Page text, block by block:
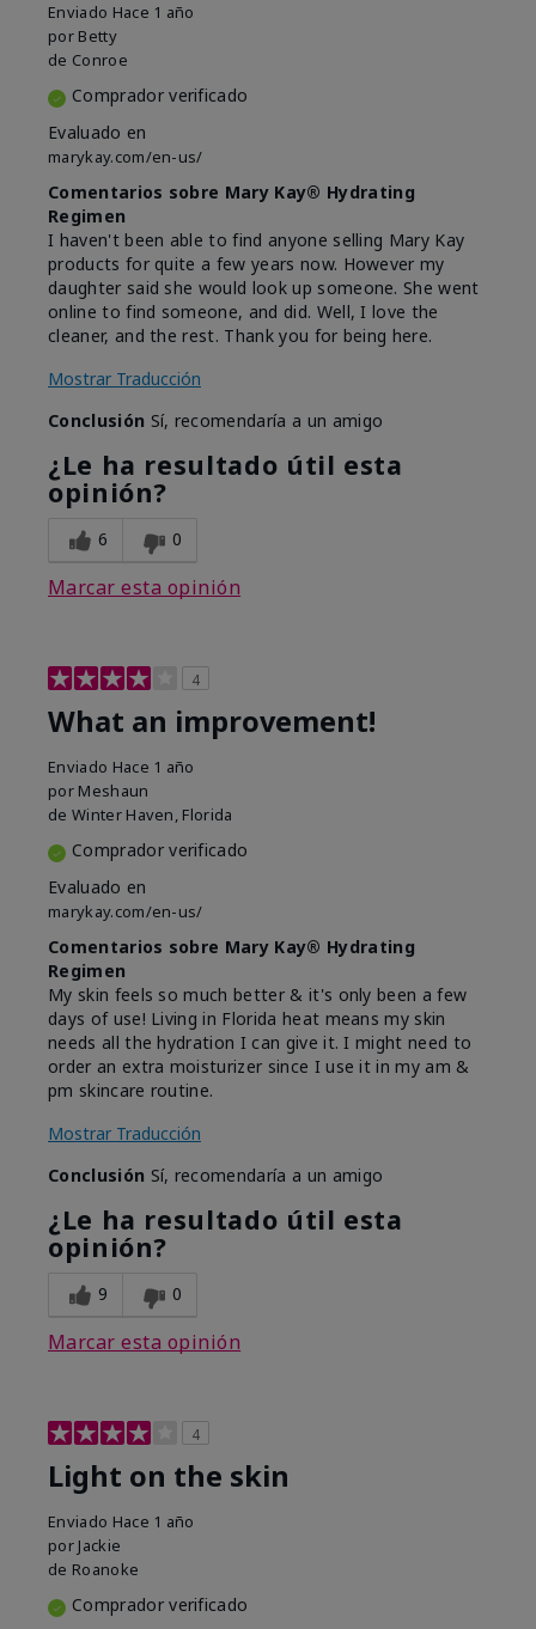
Enviado Hace 1 año
por Betty
de Conroe
Comprador verificado
Evaluado en
marykay.com/en-us/
Comentarios sobre Mary Kay® Hydrating
Regimen
I haven't been able to find anyone selling Mary Kay
products for quite a few years now. However my
daughter said she would look up someone. She went
online to find someone, and did. Well, I love the
cleaner, and the rest. Thank you for being here.
Mostrar Traducción
Conclusión Sí, recomendaría a un amigo
¿Le ha resultado útil esta
opinión?
6 0
Marcar esta opinión
4
What an improvement!
Enviado Hace 1 año
por Meshaun
de Winter Haven, Florida
Comprador verificado
Evaluado en
marykay.com/en-us/
Comentarios sobre Mary Kay® Hydrating
Regimen
My skin feels so much better & it's only been a few
days of use! Living in Florida heat means my skin
needs all the hydration I can give it. I might need to
order an extra moisturizer since I use it in my am &
pm skincare routine.
Mostrar Traducción
Conclusión Sí, recomendaría a un amigo
¿Le ha resultado útil esta
opinión?
9 0
Marcar esta opinión
4
Light on the skin
Enviado Hace 1 año
por Jackie
de Roanoke
Comprador verificado